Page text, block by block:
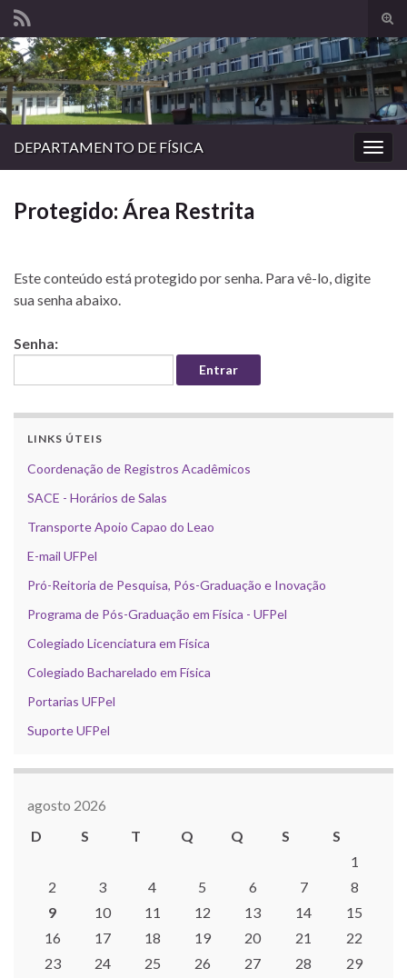
de
Search for:
DEPARTAMENTO DE FÍSICA
Protegido: Área Restrita
Este conteúdo está protegido por senha. Para vê-lo, digite
sua senha abaixo.
Senha:
LINKS ÚTEIS
Coordenação de Registros Acadêmicos
SACE - Horários de Salas
Transporte Apoio Capao do Leao
E-mail UFPel
Pró-Reitoria de Pesquisa, Pós-Graduação e Inovação
Programa de Pós-Graduação em Física - UFPel
Colegiado Licenciatura em Física
Colegiado Bacharelado em Física
Portarias UFPel
Suporte UFPel
agosto 2026
D
S T Q Q S
S
1
2
3 4 5 6 7
8
9
10 11 12 13 14
15
16
17 18 19 20 21
22
23
24 25 26 27 28
29